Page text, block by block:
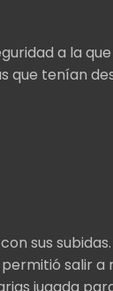
a la
que tenían
sus
salir